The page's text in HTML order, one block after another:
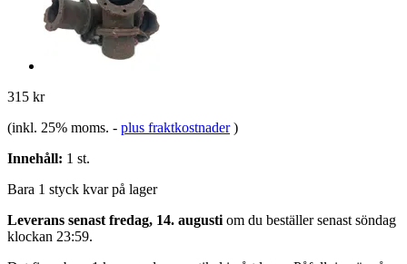
315 kr
(inkl. 25% moms. - plus fraktkostnader )
Innehåll: 1 st.
Bara 1 styck kvar på lager
Leverans senast fredag, 14. augusti om du beställer senast söndag
klockan 23:59.